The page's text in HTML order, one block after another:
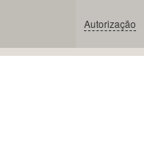
Autorização